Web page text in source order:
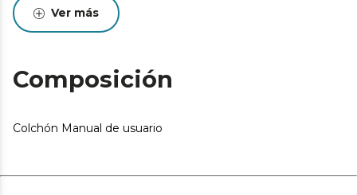
Colchón doblado y envasado al vacío para facilitar el
transporte a tu hogar en las mejores condiciones.
aparición de ácaros, bacterias y hongos.
entre +0/-2 o -3 (norma UNE-EN 1334:1996). Esta
Ver más
Composición
Colchón Manual de usuario